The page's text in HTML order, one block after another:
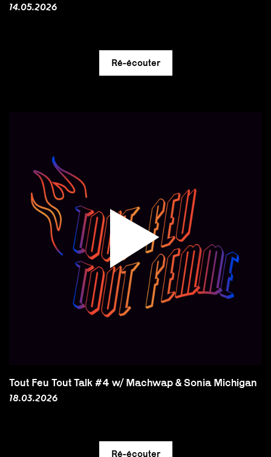
14.05.2026
Tout Feu Tout Talk #4 w/ Machwap & Sonia Michigan
18.03.2026